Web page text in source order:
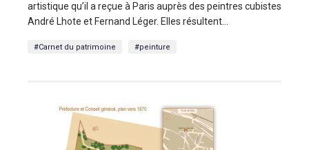
artistique qu’il a reçue à Paris auprès des peintres cubistes
André Lhote et Fernand Léger. Elles résultent...
#Carnet du patrimoine #peinture